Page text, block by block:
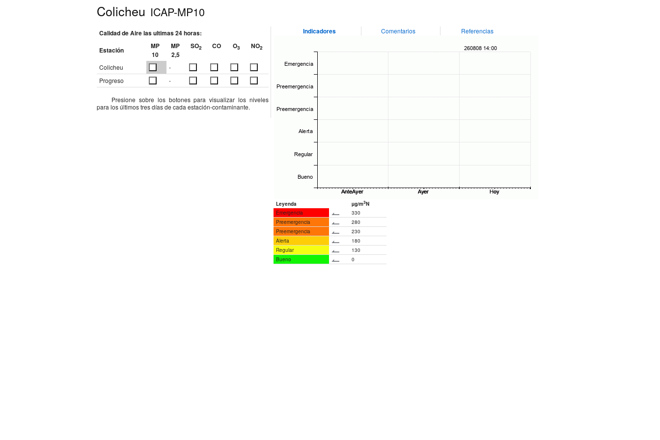
Colicheu ICAP-MP10
Calidad de Aire las ultimas 24 horas:
Estación
MP
10
MP
2,5
SO2 CO O3 NO2
Colicheu
-
Progreso
-
Presione sobre los botones para visualizar los niveles
para los últimos tres días de cada estación-contaminante.
Indicadores Comentarios Referencias
Leyenda µg/m3N
Emergencia
330
Preemergencia
280
Preemergencia
230
Alerta
180
Regular
130
Bueno
0